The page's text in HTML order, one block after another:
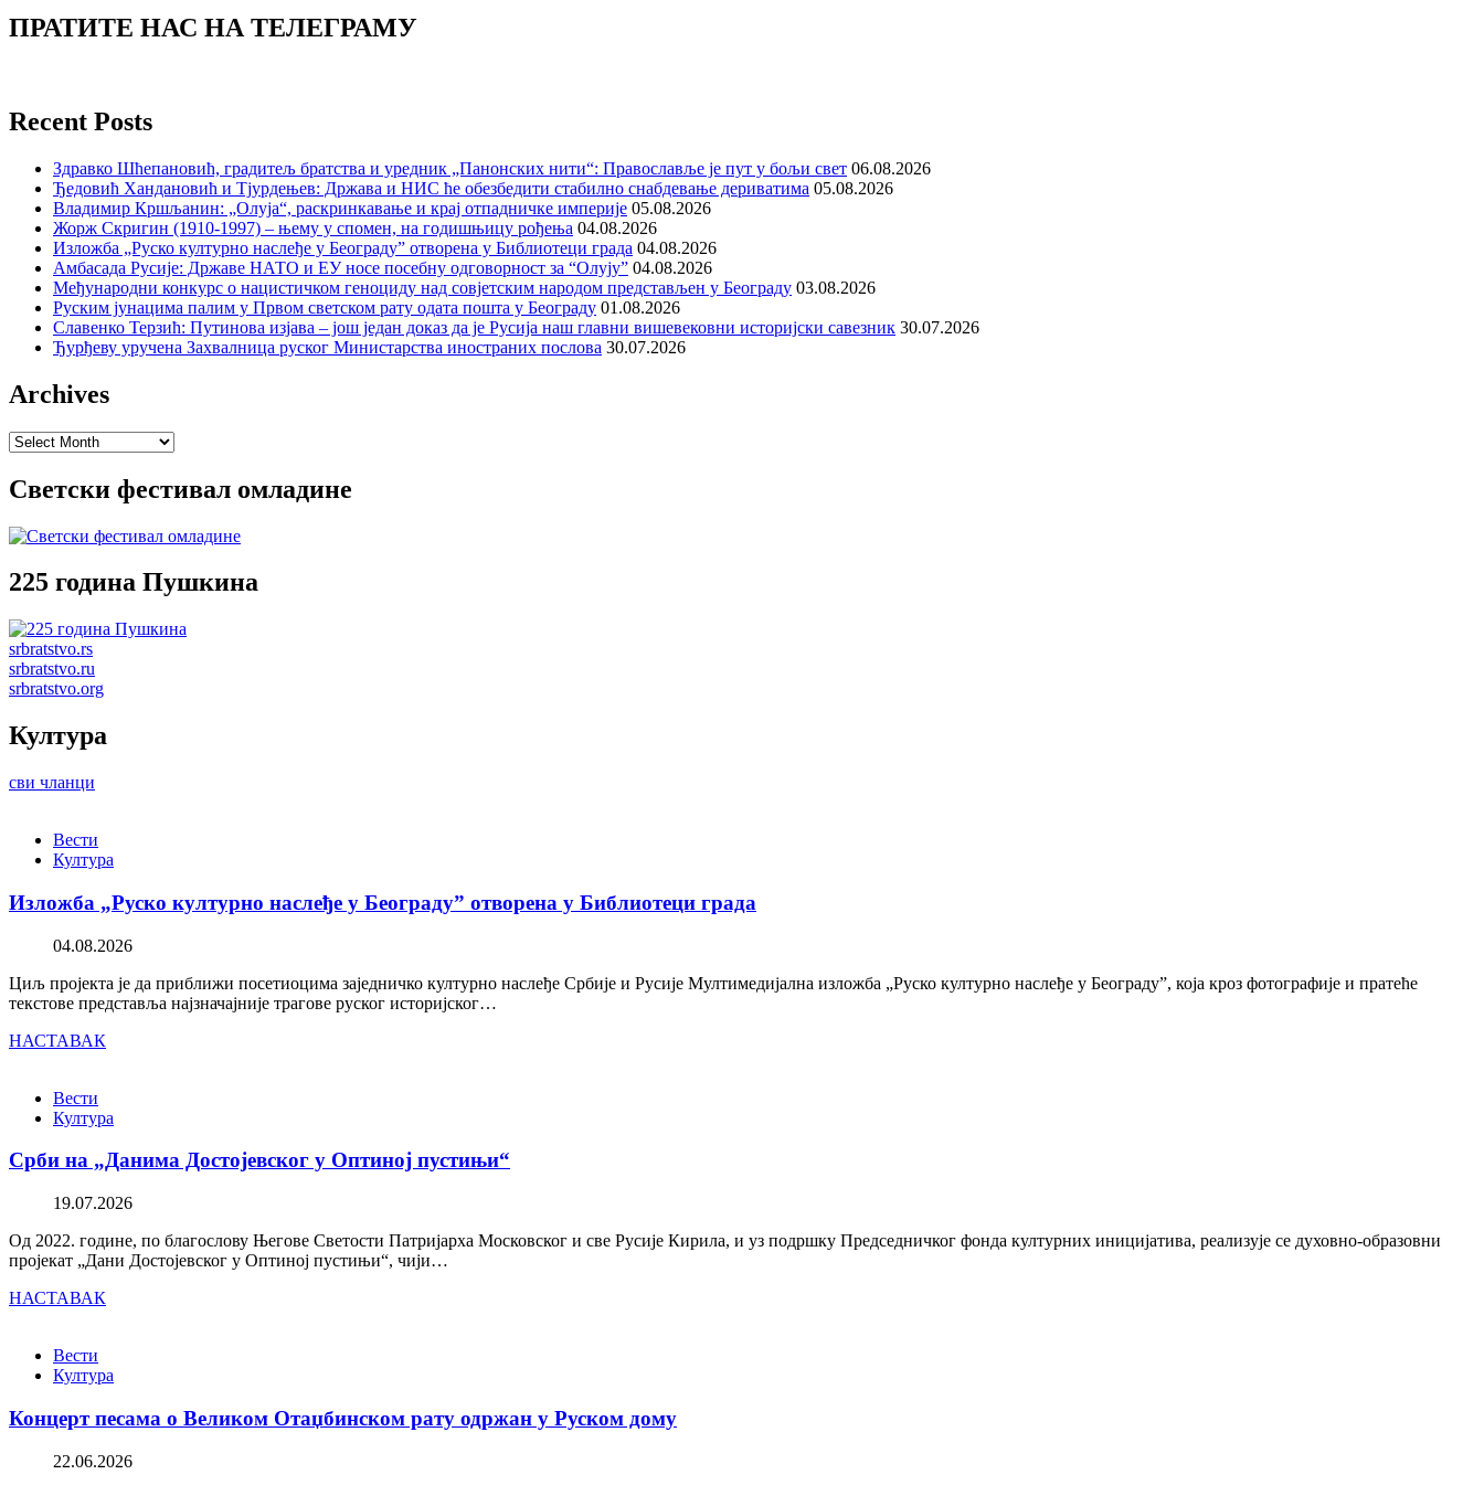
ПРАТИТЕ НАС НА ТЕЛЕГРАМУ
Recent Posts
Здравко Шћепановић, градитељ братства и уредник „Панонских нити“: Православље је пут у бољи свет 06.08.2026
Ђедовић Хандановић и Тјурдењев: Држава и НИС ће обезбедити стабилно снабдевање дериватима 05.08.2026
Владимир Кршљанин: „Олуја“, раскринкавање и крај отпадничке империје 05.08.2026
Жорж Скригин (1910-1997) – њему у спомен, на годишњицу рођења 04.08.2026
Изложба „Руско културно наслеђе у Београду” отворена у Библиотеци града 04.08.2026
Амбасада Русије: Државе НАТО и ЕУ носе посебну одговорност за “Олују” 04.08.2026
Међународни конкурс о нацистичком геноциду над совјетским народом представљен у Београду 03.08.2026
Руским јунацима палим у Првом светском рату одата пошта у Београду 01.08.2026
Славенко Терзић: Путинова изјава – још један доказ да је Русија наш главни вишевековни историјски савезник 30.07.2026
Ђурђеву уручена Захвалница руског Министарства иностраних послова 30.07.2026
Archives
Archives
Светски фестивал омладине
225 година Пушкина
srbratstvo.rs
srbratstvo.ru
srbratstvo.org
Култура
сви чланци
Вести
Култура
Изложба „Руско културно наслеђе у Београду” отворена у Библиотеци града
04.08.2026
Циљ пројекта је да приближи посетиоцима заједничко културно наслеђе Србије и Русије Мултимедијална изложба „Руско културно наслеђе у Београду”, која кроз фотографије и пратеће
текстове представља најзначајније трагове руског историјског…
НАСТАВАК
Вести
Култура
Срби на „Данима Достојевског у Оптиној пустињи“
19.07.2026
Од 2022. године, по благослову Његове Светости Патријарха Московског и све Русије Кирила, и уз подршку Председничког фонда културних иницијатива, реализује се духовно-образовни
пројекат „Дани Достојевског у Оптиној пустињи“, чији…
НАСТАВАК
Вести
Култура
Концерт песама о Великом Отаџбинском рату одржан у Руском дому
22.06.2026